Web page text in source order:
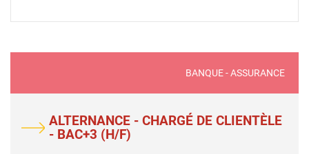
ALTERNANCE - CHARGÉ DE CLIENTÈLE
- BAC+3 (H/F)
BANQUE - ASSURANCE